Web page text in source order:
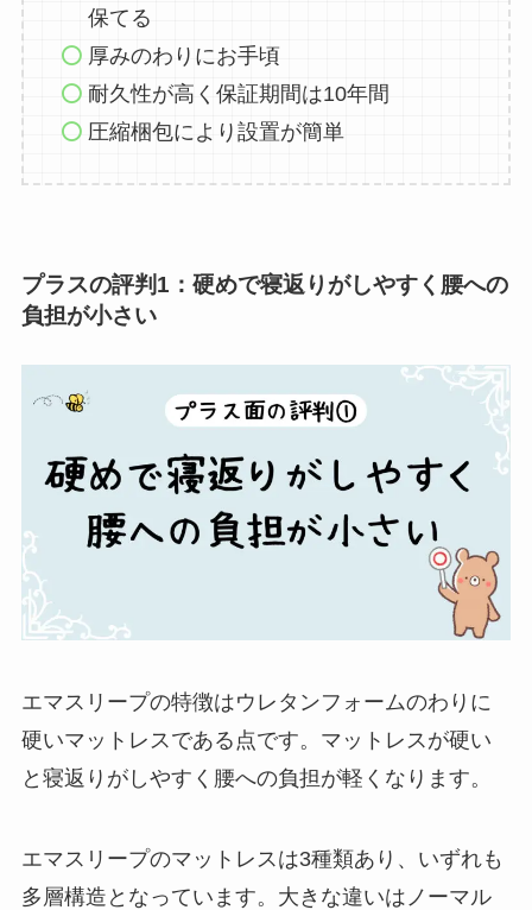
保てる
厚みのわり にお手頃
耐久性が高く保証期間は10年間
圧縮梱包により設置が簡単
プラスの評判1：硬めで寝返りがしやすく腰への
負担が小さい
エマスリープの特徴はウレタンフォームのわりに
硬いマットレスである点です。マットレスが硬い
と寝返りがしやすく腰への負担が軽くなります。
エマスリープのマットレスは3種類あり、いずれも
多層構造となっています。大きな違いはノーマル